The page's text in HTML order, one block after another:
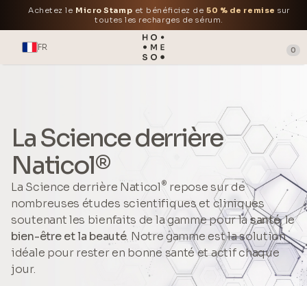
Achetez le Micro Stamp et bénéficiez de50 % de remise sur
toutes les recharges de sérum.
FR 0
La Science derrière
Naticol®
La Science derrière Naticol ® repose sur de
nombreuses études scientifiques et cliniques
soutenant les bienfaits de la gamme pour la santé, le
bien-être et la beauté. Notre gamme est la solution
idéale pour rester en bonne santé et actif chaque
jour.